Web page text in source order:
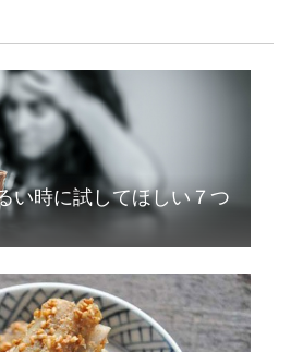
い時に試してほしい７つ